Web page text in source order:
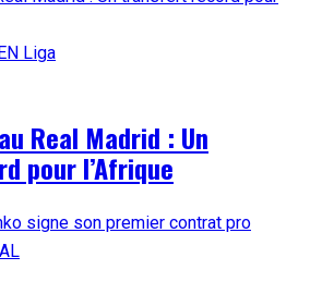
Liga
Real Madrid : Un
pour l’Afrique